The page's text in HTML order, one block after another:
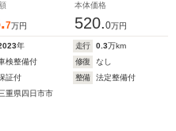
7万円
本体価格
520.0万円
年 走行 0.3万km
検整備付 修復
なし
証付 整備
法定整備付
重県四日市市